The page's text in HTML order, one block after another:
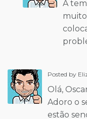
Posted by
Olá,
Adoro o
estão